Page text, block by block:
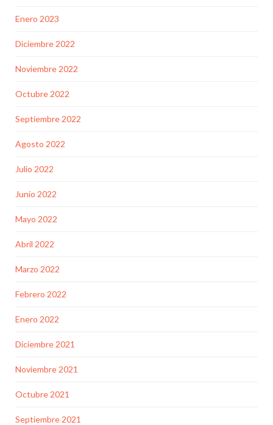
Enero 2023
Diciembre 2022
Noviembre 2022
Octubre 2022
Septiembre 2022
Agosto 2022
Julio 2022
Junio 2022
Mayo 2022
Abril 2022
Marzo 2022
Febrero 2022
Enero 2022
Diciembre 2021
Noviembre 2021
Octubre 2021
Septiembre 2021